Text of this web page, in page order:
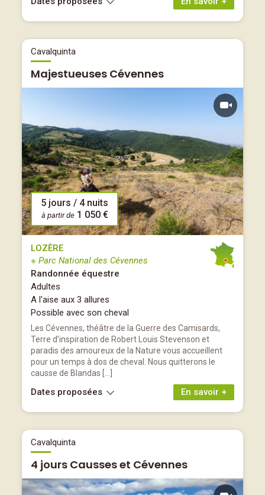
Cavalquinta
Majestueuses Cévennes
5 jours / 4 nuits
à partir de 1 050 €
LOZÈRE
※ Parc National des Cévennes
Randonnée équestre
Adultes
A l'aise aux 3 allures
Possible avec son cheval
Les Cévennes, théâtre de la Guerre des Camisards,
Terre d’inspiration de Robert Louis Stevenson et
paradis des amoureux de la Nature vous accueillent
pour un temps à dos de cheval. Nous quitterons le
causse de Blandas […]
En savoir +
Dates proposées
Cavalquinta
4 jours Causses et Cévennes